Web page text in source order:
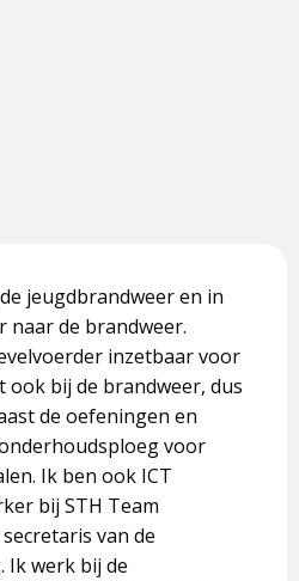
jeugdbrandweer en in
naar de brandweer.
inzetbaar voor
ook bij de brandweer, dus
de oefeningen en
voor
Ik ben ook ICT
bij STH Team
van de
Ik werk bij de